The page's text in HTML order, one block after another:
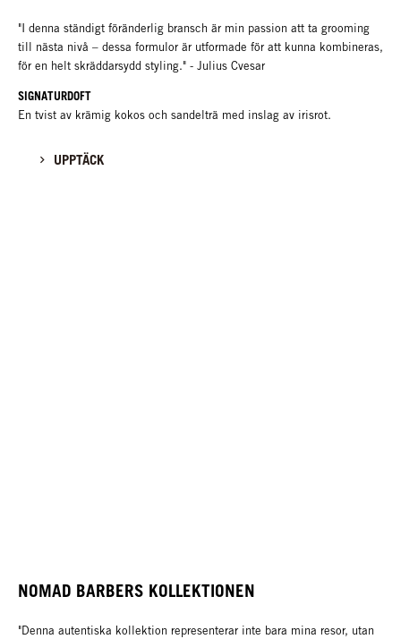
"I denna ständigt föränderlig bransch är min passion att ta grooming
till nästa nivå – dessa formulor är utformade för att kunna kombineras,
för en helt skräddarsydd styling." - Julius Cvesar
SIGNATURDOFT
En tvist av krämig kokos och sandelträ med inslag av irisrot.
UPPTÄCK
NOMAD BARBERS KOLLEKTIONEN
"Denna autentiska kollektion representerar inte bara mina resor, utan